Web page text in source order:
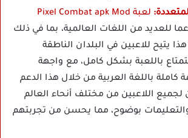
لعبة Pixel Combat apk Mod
للعديد من اللغات العالمية، بما في ذلك
هذا يتيح للاعبين في البلدان الناطقة
باللعبة بشكل كامل، مع واجهة
كاملة باللغة العربية من خلال هذا الدعم
لجميع اللاعبين من مختلف أنحاء العالم
والتعليمات بوضوح، مما يحسن من تجربتهم